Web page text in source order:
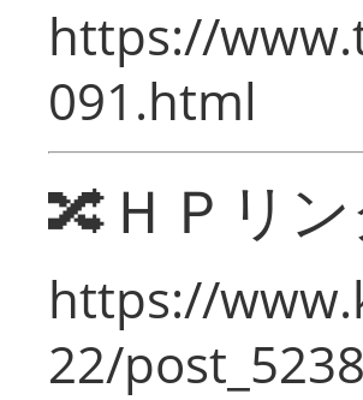
https://
091.html
🔀ＨＰリ
https://
22/